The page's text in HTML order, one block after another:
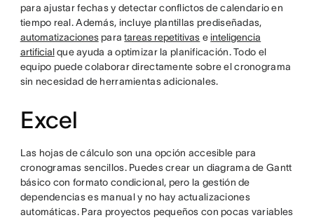
para ajustar fechas y detectar conflictos de calendario en
tiempo real. Además, incluye plantillas prediseñadas,
automatizacionesparatareas repetitivas e inteligencia
artificialque ayuda a optimizar la planificación. Todo el
equipo puede colaborar directamente sobre el cronograma
sin necesidad de herramientas adicionales.
Excel
Las hojas de cálculo son una opción accesible para
cronogramas sencillos. Puedes crear un diagrama de Gantt
básico con formato condicional, pero la gestión de
dependencias es manual y no hay actualizaciones
automáticas. Para proyectos pequeños con pocas variables